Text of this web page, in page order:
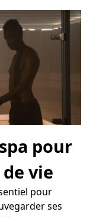
pour
vie
pour
ses